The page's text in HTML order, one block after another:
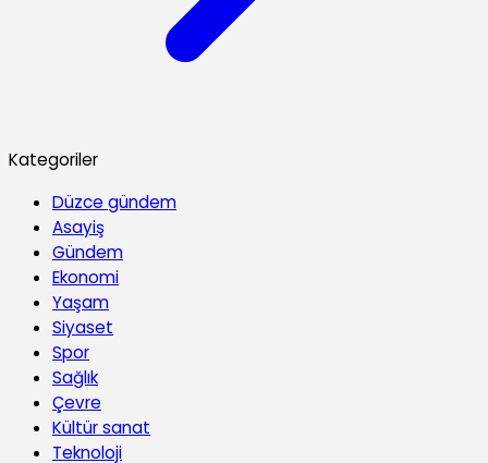
Kategoriler
Düzce gündem
Asayiş
Gündem
Ekonomi
Yaşam
Siyaset
Spor
Sağlık
Çevre
Kültür sanat
Teknoloji